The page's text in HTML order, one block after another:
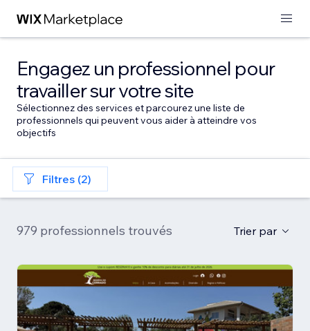
Engagez un professionnel pour
travailler sur votre site
Sélectionnez des services et parcourez une liste de
professionnels qui peuvent vous aider à atteindre vos
objectifs
Filtres (2)
979 professionnels trouvés Trier par